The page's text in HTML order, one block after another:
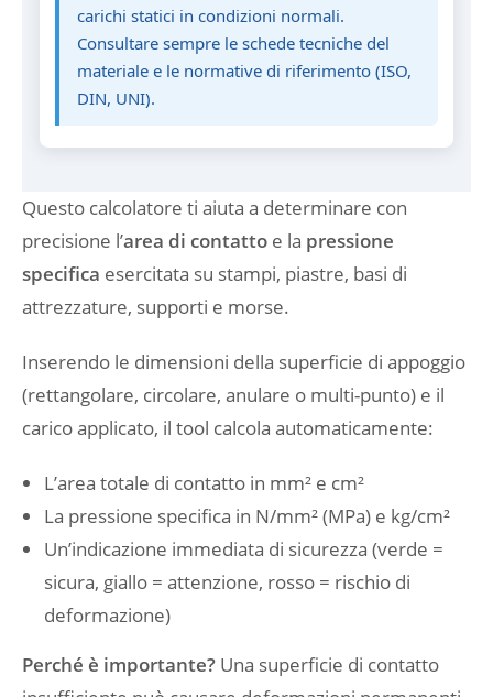
carichi statici in condizioni normali.
Consultare sempre le schede tecniche del
materiale e le normative di riferimento (ISO,
DIN, UNI).
Questo calcolatore ti aiuta a determinare con
precisione l’area di contatto e la pressione
specifica esercitata su stampi, piastre, basi di
attrezzature, supporti e morse.
Inserendo le dimensioni della superficie di appoggio
(rettangolare, circolare, anulare o multi-punto) e il
carico applicato, il tool calcola automaticamente:
L’area totale di contatto in mm² e cm²
La pressione specifica in N/mm² (MPa) e kg/cm²
Un’indicazione immediata di sicurezza (verde =
sicura, giallo = attenzione, rosso = rischio di
deformazione)
Perché è importante? Una superficie di contatto